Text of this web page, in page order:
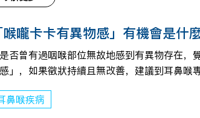
喉嚨卡卡有異物感」有機會是什
否曾有過咽喉部位無故地感到有異物存在，
」，如果徵狀持續且無改善，建議到耳鼻喉
鼻喉疾病